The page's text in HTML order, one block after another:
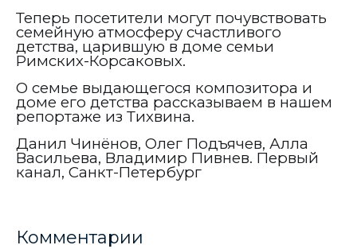
Теперь посетители могут почувствовать
семейную атмосферу счастливого
детства, царившую в доме семьи
Римских-Корсаковых.
О семье выдающегося композитора и
доме его детства рассказываем в нашем
репортаже из Тихвина.
Данил Чинёнов, Олег Подъячев, Алла
Васильева, Владимир Пивнев. Первый
канал, Санкт-Петербург
Комментарии